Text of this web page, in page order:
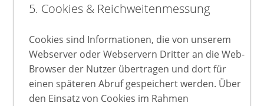
5. Cookies & Reichweitenmessung
Cookies sind Informationen, die von unserem
Webserver oder Webservern Dritter an die Web-
Browser der Nutzer übertragen und dort für
einen späteren Abruf gespeichert werden. Über
den Einsatz von Cookies im Rahmen